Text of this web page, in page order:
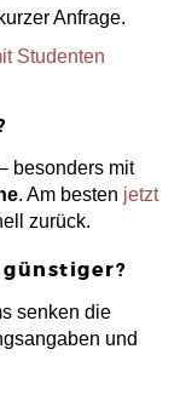
Anfrage.
Studenten
besonders mit
. Am besten jetzt
zurück.
senken die
und